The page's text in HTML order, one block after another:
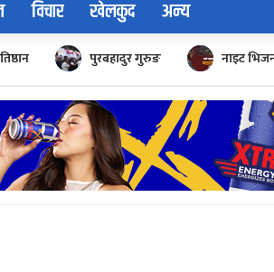
विचार खेलकुद अन्य
पुरबहादुर गुरुङ नाइट